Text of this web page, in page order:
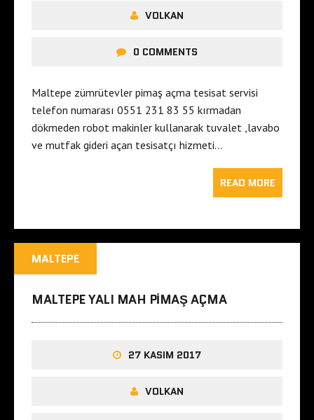
VOLKAN
0 COMMENTS
Maltepe zümrütevler pimaş açma tesisat servisi
telefon numarası 0551 231 83 55 kırmadan
dökmeden robot makinler kullanarak tuvalet ,lavabo
ve mutfak gideri açan tesisatçı hizmeti…
READ MORE
MALTEPE
MALTEPE YALI MAH PIMAŞ AÇMA
27 KASIM 2017
VOLKAN